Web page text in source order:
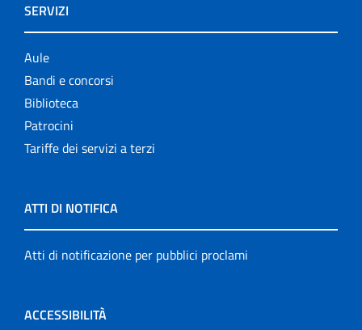
SERVIZI
Aule
Bandi e concorsi
Biblioteca
Patrocini
Tariffe dei servizi a terzi
ATTI DI NOTIFICA
Atti di notificazione per pubblici proclami
ACCESSIBILITÀ